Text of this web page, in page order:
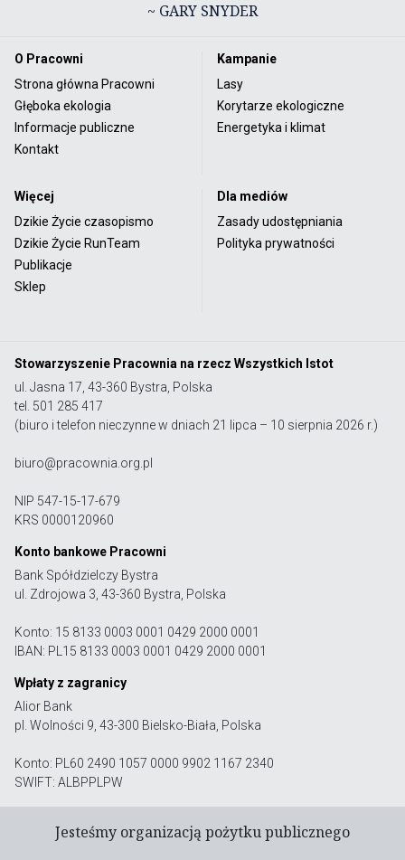
~ GARY SNYDER
O Pracowni
Strona główna Pracowni
Głęboka ekologia
Informacje publiczne
Kontakt
Kampanie
Lasy
Korytarze ekologiczne
Energetyka i klimat
Więcej
Dzikie Życie czasopismo
Dzikie Życie RunTeam
Publikacje
Sklep
Dla mediów
Zasady udostępniania
Polityka prywatności
Stowarzyszenie Pracownia na rzecz Wszystkich Istot
ul. Jasna 17, 43-360 Bystra, Polska
tel. 501 285 417
(biuro i telefon nieczynne w dniach 21 lipca – 10 sierpnia 2026 r.)
biuro@pracownia.org.pl
NIP 547-15-17-679
KRS 0000120960
Konto bankowe Pracowni
Bank Spółdzielczy Bystra
ul. Zdrojowa 3, 43-360 Bystra, Polska
Konto: 15 8133 0003 0001 0429 2000 0001
IBAN: PL15 8133 0003 0001 0429 2000 0001
Wpłaty z zagranicy
Alior Bank
pl. Wolności 9, 43-300 Bielsko-Biała, Polska
Konto: PL60 2490 1057 0000 9902 1167 2340
SWIFT: ALBPPLPW
Jesteśmy organizacją pożytku publicznego